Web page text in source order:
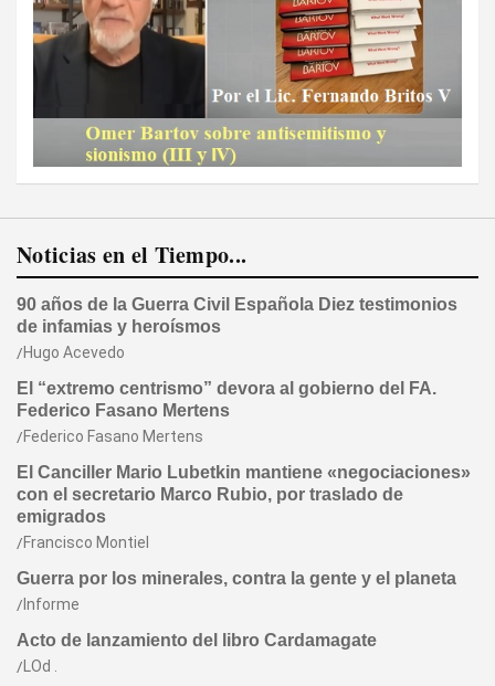
Noticias en el Tiempo...
90 años de la Guerra Civil Española Diez testimonios
de infamias y heroísmos
Hugo Acevedo
El “extremo centrismo” devora al gobierno del FA.
Federico Fasano Mertens
Federico Fasano Mertens
El Canciller Mario Lubetkin mantiene «negociaciones»
con el secretario Marco Rubio, por traslado de
emigrados
Francisco Montiel
Guerra por los minerales, contra la gente y el planeta
Informe
Acto de lanzamiento del libro Cardamagate
LOd .